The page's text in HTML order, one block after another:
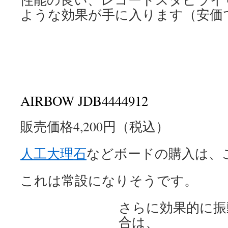
ような効果が手に入ります（安価
AIRBOW JDB4444912
販売価格4,200円（税込）
人工大理石などボードの購入は、
これは常設になりそうです。
さらに効果的に
合は、